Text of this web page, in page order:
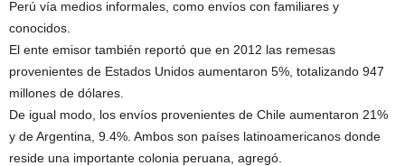
Perú vía medios informales, como envíos con familiares y
conocidos.
El ente emisor también reportó que en 2012 las remesas
provenientes de Estados Unidos aumentaron 5%, totalizando 947
millones de dólares.
De igual modo, los envíos provenientes de Chile aumentaron 21%
y de Argentina, 9.4%. Ambos son países latinoamericanos donde
reside una importante colonia peruana, agregó.